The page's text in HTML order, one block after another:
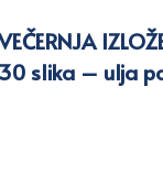
slika – ulja